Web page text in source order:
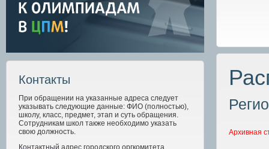
Контакты
При обращении на указанные адреса следует
указывать следующие данные: ФИО (полностью),
школу, класс, предмет, этап и суть обращения.
Сотрудникам школ также необходимо указать
свою должность.
Архивная